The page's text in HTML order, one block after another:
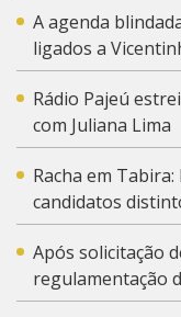
A agenda
ligados a
Rádio Pajeú
com Juliana Lima
Racha em
candidatos
Após solicitação
regulamentação